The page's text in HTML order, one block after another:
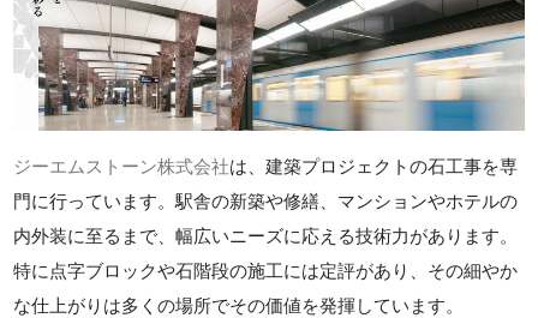
ジーエムストーン株式会社は、建築プロジェクトの石工事を専
門に行っています。駅舎の新築や修繕、マンションやホテルの
内外装に至るまで、幅広いニーズに応える技術力があります。
特に点字ブロックや石階段の施工には定評があり、その細やか
な仕上がりは多くの場所でその価値を発揮しています。